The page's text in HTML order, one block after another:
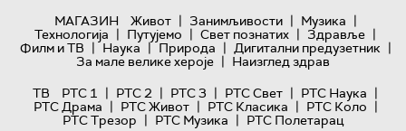
МАГАЗИН
Живот | Занимљивости | Музика |
Технологијa | Путујемо | Свет познатих | Здравље |
Филм и ТВ | Наука | Природа | Дигитални предузетник |
За мале велике хероје | Наизглед здрав
ТВ
РТС 1 | РТС 2 | РТС 3 | РТС Свет | РТС Наука |
РТС Драма | РТС Живот | РТС Класика | РТС Коло |
РТС Трезор | РТС Музика | РТС Полетарац